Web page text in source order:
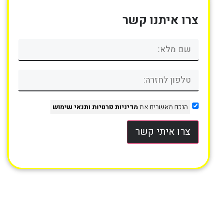
צרו איתנו קשר
הנכם מאשרים אתמדיניות פרטיותותנאי שימוש
צרו איתי קשר